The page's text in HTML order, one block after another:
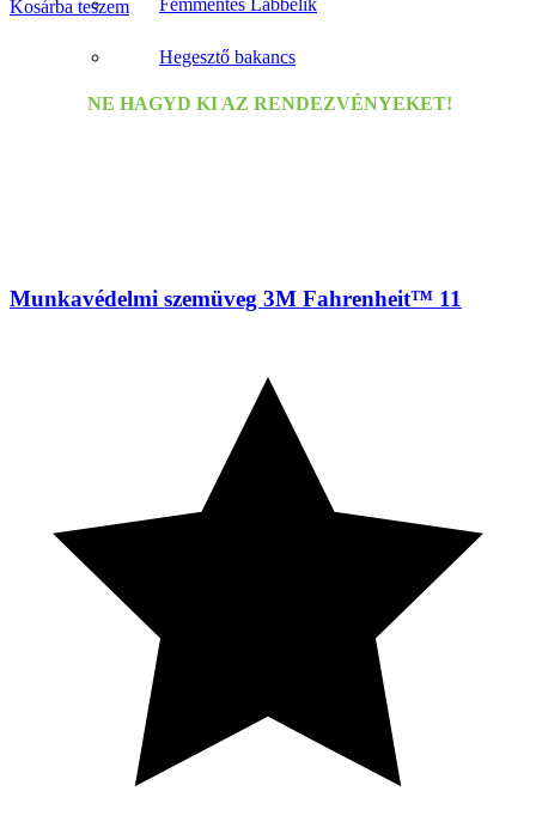
Hegesztő bakancs
NE HAGYD KI AZ RENDEZVÉNYEKET!
Kosárba teszem
Munkavédelmi szemüveg 3M Fahrenheit™ 11